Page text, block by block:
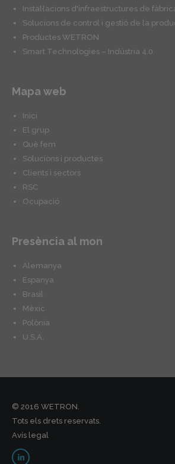
Instal·lacions d'infraestructures de
Solucions de control i gestió de la
Productes WETRON
Smart Technologies – Indústria 4.0
Mapa web
Inici
El grup
Què fem
Solucions i productes
Clients i sectors
RSC
Ocupació
Presència al mon
Alemanya
Espanya
Brasil
Mèxic
Polònia
U.S.A.
© 2016 WETRON.
Tots els drets reservats.
Avís legal